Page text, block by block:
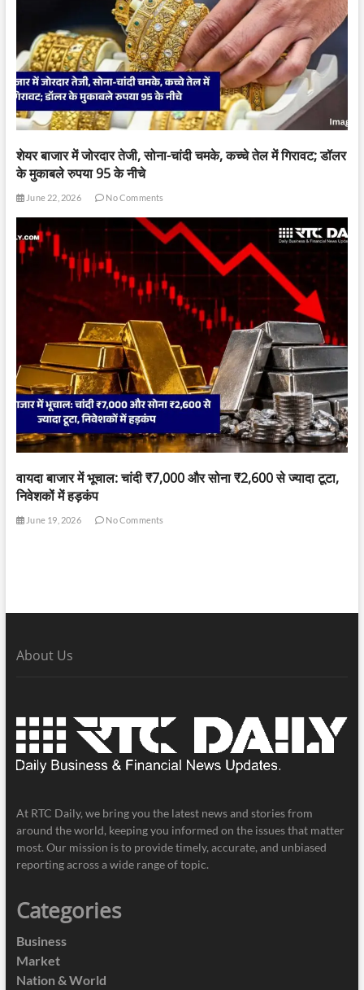
शेयर बाजार में जोरदार तेजी, सोना-चांदी चमके, कच्चे तेल में गिरावट; डॉलर
के मुकाबले रुपया 95 के नीचे
June 22, 2026 No Comments
वायदा बाजार में भूचाल: चांदी ₹7,000 और सोना ₹2,600 से ज्यादा टूटा,
निवेशकों में हड़कंप
June 19, 2026 No Comments
About Us
At RTC Daily, we bring you the latest news and stories from
around the world, keeping you informed on the issues that matter
most. Our mission is to provide timely, accurate, and unbiased
reporting across a wide range of topic.
Categories
Business
Market
Nation & World